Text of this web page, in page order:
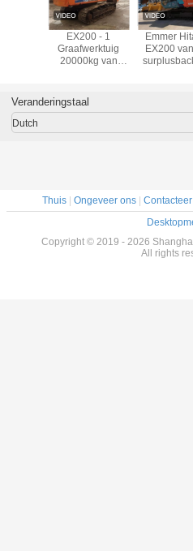
EX200 - 1
Graafwerktuig
20000kg van
Emmer
EX200
Veranderingstaal
Dutch
Thuis| Ongeveer ons|
Copyright © 2019 - 2026
All rights